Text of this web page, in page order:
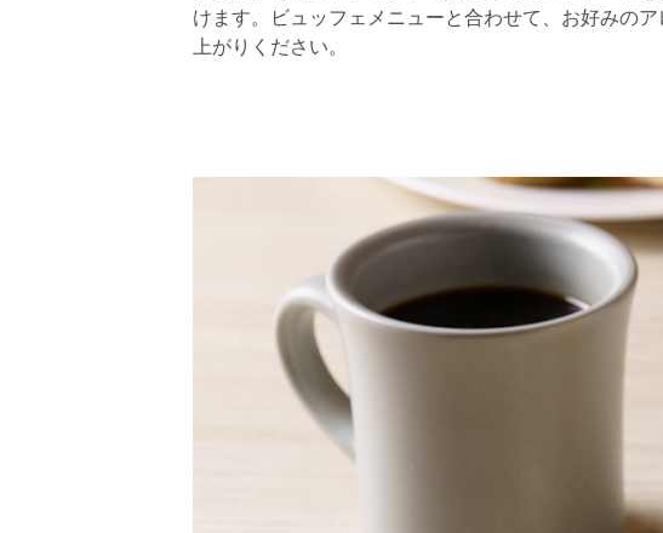
けます。ビュッフェメニューと合わせて、お好みの
上がりください。